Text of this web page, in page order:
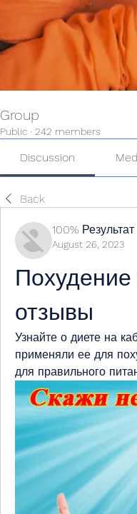
Group
Public · 242 members
Discussion
Back
100% Результат
August 26, 2023
Похудение
отзывы
Узнайте о диете на
применяли ее для
для правильного